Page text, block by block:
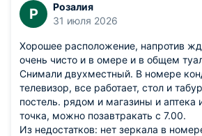
Р
Розалия
31 июля 2026
Хорошее расположение, напротив жд
очень чисто и в омере и в общем
Снимали двухместный. В номере
телевизор, все работает, стол и
постель. рядом и магазины и аптека
точка, можно позавтракать с 7.00.
Из недостатков: нет зеркала в